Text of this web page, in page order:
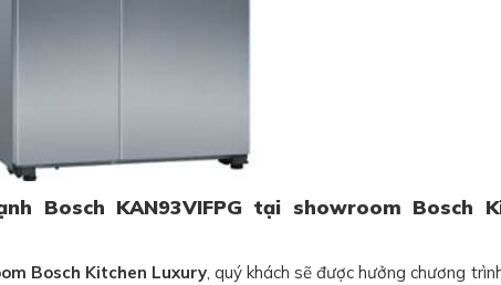
Bosch KAN93VIFPG tại showroom Bosch
Bosch Kitchen Luxury, quý khách sẽ được hưởng chương